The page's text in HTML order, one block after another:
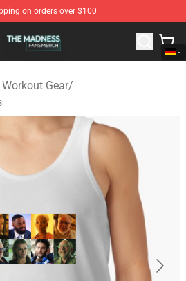
on orders over $100
- Official The Madness Merchandise
Gear/